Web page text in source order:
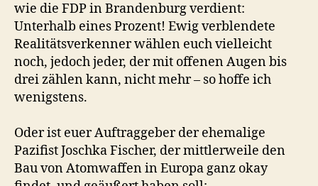
wie die FDP in Brandenburg verdient:
Unterhalb eines Prozent! Ewig verblendete
Realitätsverkenner wählen euch vielleicht
noch, jedoch jeder, der mit offenen Augen bis
drei zählen kann, nicht mehr – so hoffe ich
wenigstens.
Oder ist euer Auftraggeber der ehemalige
Pazifist Joschka Fischer, der mittlerweile den
Bau von Atomwaffen in Europa ganz okay